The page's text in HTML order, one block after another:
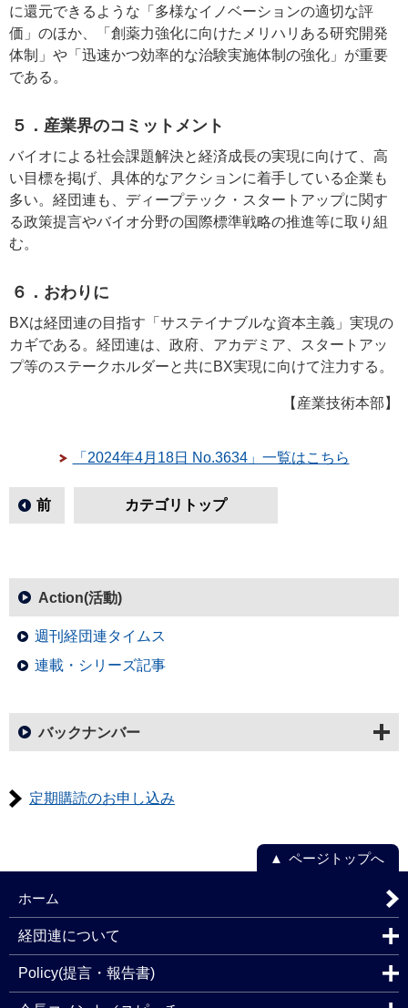
に還元できるような「多様なイノベーションの適切な評
価」のほか、「創薬力強化に向けたメリハリある研究開発
体制」や「迅速かつ効率的な治験実施体制の強化」が重要
である。
５．産業界のコミットメント
バイオによる社会課題解決と経済成長の実現に向けて、高
い目標を掲げ、具体的なアクションに着手している企業も
多い。経団連も、ディープテック・スタートアップに関す
る政策提言やバイオ分野の国際標準戦略の推進等に取り組
む。
６．おわりに
BXは経団連の目指す「サステイナブルな資本主義」実現の
カギである。経団連は、政府、アカデミア、スタートアッ
プ等のステークホルダーと共にBX実現に向けて注力する。
【産業技術本部】
「2024年4月18日 No.3634」一覧はこちら
前 カテゴリトップ
Action(活動)
週刊経団連タイムス
連載・シリーズ記事
バックナンバー
定期購読のお申し込み
ページトップへ
ホーム
経団連について
Policy(提言・報告書)